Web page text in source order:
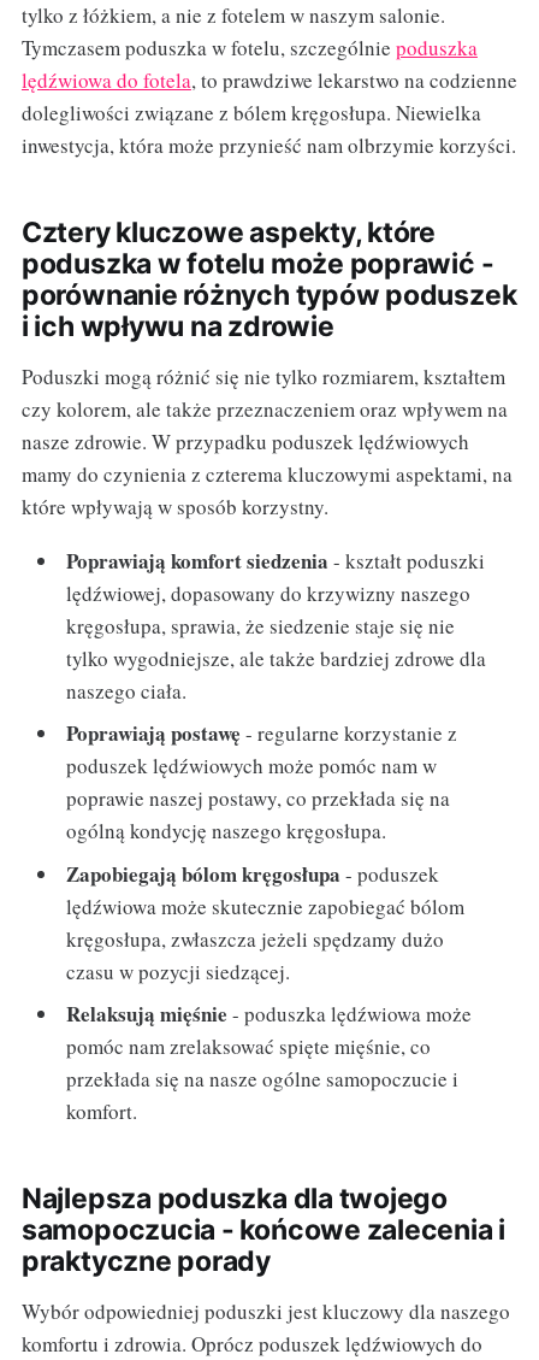
tylko z łóżkiem, a nie z fotelem w naszym salonie.
Tymczasem poduszka w fotelu, szczególnie poduszka
lędźwiowa do fotela, to prawdziwe lekarstwo na codzienne
dolegliwości związane z bólem kręgosłupa. Niewielka
inwestycja, która może przynieść nam olbrzymie korzyści.
Cztery kluczowe aspekty, które
poduszka w fotelu może poprawić -
porównanie różnych typów poduszek
i ich wpływu na zdrowie
Poduszki mogą różnić się nie tylko rozmiarem, kształtem
czy kolorem, ale także przeznaczeniem oraz wpływem na
nasze zdrowie. W przypadku poduszek lędźwiowych
mamy do czynienia z czterema kluczowymi aspektami, na
które wpływają w sposób korzystny.
Poprawiają komfort siedzenia- kształt poduszki
lędźwiowej, dopasowany do krzywizny naszego
kręgosłupa, sprawia, że siedzenie staje się nie
tylko wygodniejsze, ale także bardziej zdrowe dla
naszego ciała.
Poprawiają postawę- regularne korzystanie z
poduszek lędźwiowych może pomóc nam w
poprawie naszej postawy, co przekłada się na
ogólną kondycję naszego kręgosłupa.
Zapobiegają bólom kręgosłupa - poduszek
lędźwiowa może skutecznie zapobiegać bólom
kręgosłupa, zwłaszcza jeżeli spędzamy dużo
czasu w pozycji siedzącej.
Relaksują mięśnie - poduszka lędźwiowa może
pomóc nam zrelaksować spięte mięśnie, co
przekłada się na nasze ogólne samopoczucie i
komfort.
Najlepsza poduszka dla twojego
samopoczucia - końcowe zalecenia i
praktyczne porady
Wybór odpowiedniej poduszki jest kluczowy dla naszego
komfortu i zdrowia. Oprócz poduszek lędźwiowych do